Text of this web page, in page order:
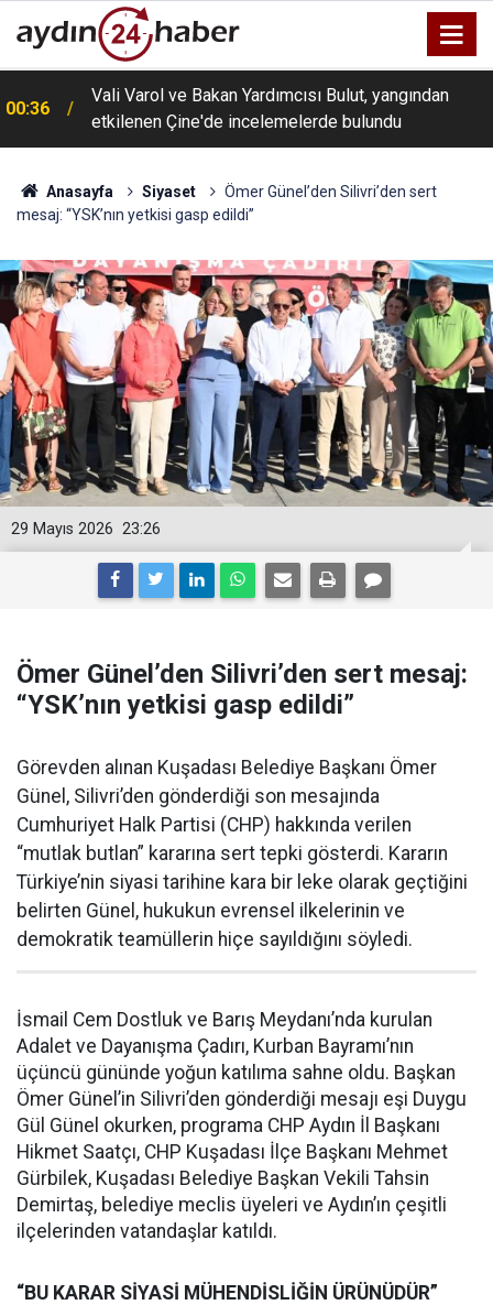
00:36
Vali Varol ve Bakan Yardımcısı Bulut, yangından
etkilenen Çine'de incelemelerde bulundu
Anasayfa Siyaset
Ömer Günel’den Silivri’den sert
mesaj: “YSK’nın yetkisi gasp edildi”
23:26
29 Mayıs 2026
Ömer Günel’den Silivri’den sert mesaj:
“YSK’nın yetkisi gasp edildi”
Görevden alınan Kuşadası Belediye Başkanı Ömer
Günel, Silivri’den gönderdiği son mesajında
Cumhuriyet Halk Partisi (CHP) hakkında verilen
“mutlak butlan” kararına sert tepki gösterdi. Kararın
Türkiye’nin siyasi tarihine kara bir leke olarak geçtiğini
belirten Günel, hukukun evrensel ilkelerinin ve
demokratik teamüllerin hiçe sayıldığını söyledi.
İsmail Cem Dostluk ve Barış Meydanı’nda kurulan
Adalet ve Dayanışma Çadırı, Kurban Bayramı’nın
üçüncü gününde yoğun katılıma sahne oldu. Başkan
Ömer Günel’in Silivri’den gönderdiği mesajı eşi Duygu
Gül Günel okurken, programa CHP Aydın İl Başkanı
Hikmet Saatçı, CHP Kuşadası İlçe Başkanı Mehmet
Gürbilek, Kuşadası Belediye Başkan Vekili Tahsin
Demirtaş, belediye meclis üyeleri ve Aydın’ın çeşitli
ilçelerinden vatandaşlar katıldı.
“BU KARAR SİYASİ MÜHENDİSLİĞİN ÜRÜNÜDÜR”